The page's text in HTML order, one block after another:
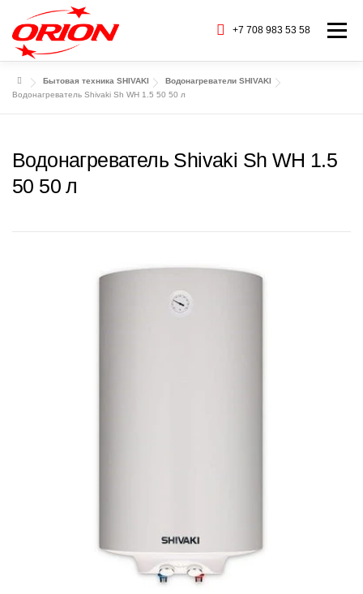
содержимому
+7 708 983 53 58 Меню
ГЛАВНАЯ КАТАЛОГ ТОВАРОВ
СЕРВИС БАРАХОЛКА
Бытовая техника SHIVAKI
Водонагреватели SHIVAKI
Водонагреватель Shivaki Sh WH 1.5 50 50 л
Водонагреватель Shivaki Sh WH 1.5
50 50 л